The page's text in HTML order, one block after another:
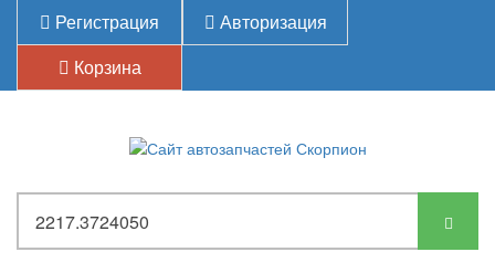
Регистрация
Авторизация
Корзина